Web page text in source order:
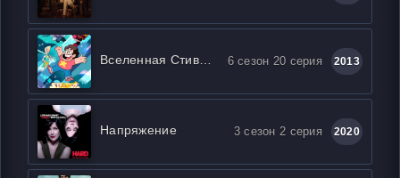
Вселенная Стивена 6 сезон 20 серия 2013
Напряжение 3 сезон 2 серия 2020